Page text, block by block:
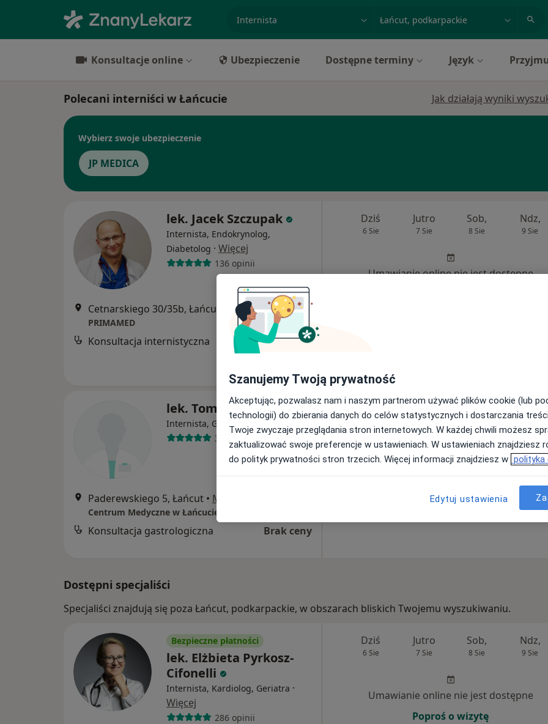
specjalizacja, badanie lub nazwiskomiasto lub dzielnica
Konsultacje online Ubezpieczenie Dostępne terminy Język
Polecani interniści w Łańcucie Jak działają wyniki
Wybierz swoje ubezpieczenie
JP MEDICA
lek. Jacek Szczupak
Internista, Endokrynolog,
Diabetolog · Więcej
136 opinii
Cetnarskiego 30/35b, Łańcut Mapa
PRIMAMED
Konsultacja internistyczna 250 zł
Dziś
6 Sie
Jutro
7 Sie
Sob,
8 Sie
Ndz,
9 Sie
Umawianie online nie jest dostępne
lek. Tomasz Ryznar
Internista, Gastrolog Więcej
30 opinii
Paderewskiego 5, Łańcut • Mapa
Centrum Medyczne w Łańcucie Sp. z o.o.
Konsultacja gastrologiczna Brak ceny
Dziś
6 Sie
Jutro
7 Sie
Sob,
8 Sie
Ndz,
9 Sie
Brak kalendarza w Twojej lokalizacji.
Pokaż adresy z kalendarzem
Dostępni specjaliści
Specjaliści znajdują się poza Łańcut, podkarpackie, w obszarach bliskich Twojemu wyszukiwaniu.
Bezpieczne płatności
lek. Elżbieta Pyrkosz-
Cifonelli
Internista, Kardiolog, Geriatra ·
Więcej
286 opinii
Dziś
6 Sie
Jutro
7 Sie
Sob,
8 Sie
Ndz,
9 Sie
Umawianie online nie jest dostępne
Poproś o wizytę
Szanujemy Twoją prywatność
Akceptując, pozwalasz nam i naszym partnerom używać plików cookie (lub
technologii) do zbierania danych do celów statystycznych i dostarczania
Twoje zwyczaje przeglądania stron internetowych. W każdej chwili możesz
zaktualizować swoje preferencje w ustawieniach. W ustawieniach znajdziesz
do polityk prywatności stron trzecich. Więcej informacji znajdziesz w polityka
Edytuj ustawienia